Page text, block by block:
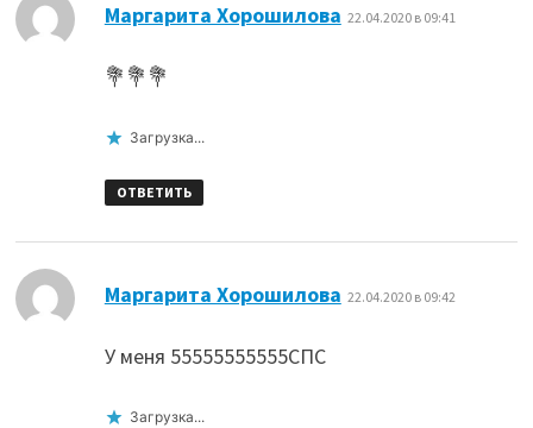
Маргарита Хорошилова 22.04.2020 в 09:41
💐💐💐
Загрузка...
ОТВЕТИТЬ
Маргарита Хорошилова 22.04.2020 в 09:42
У меня 55555555555СПС
Загрузка...